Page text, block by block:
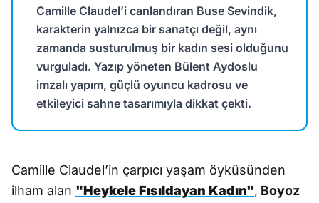
Camille Claudel’i canlandıran Buse Sevindik,
karakterin yalnızca bir sanatçı değil, aynı
zamanda susturulmuş bir kadın sesi olduğunu
vurguladı. Yazıp yöneten Bülent Aydoslu
imzalı yapım, güçlü oyuncu kadrosu ve
etkileyici sahne tasarımıyla dikkat çekti.
Camille Claudel’in çarpıcı yaşam öyküsünden
ilham alan "Heykele Fısıldayan Kadın", Boyoz